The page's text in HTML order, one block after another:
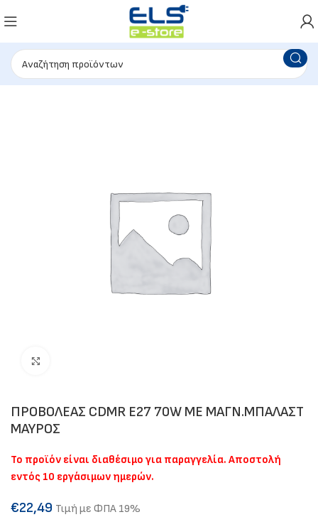
ΠΡΟΒΟΛΕΑΣ CDMR E27 70W ΜΕ ΜΑΓΝ.ΜΠΑΛΑΣΤ
ΜΑΥΡΟΣ
Το προϊόν είναι διαθέσιμο για παραγγελία. Αποστολή
εντός 10 εργάσιμων ημερών.
€22,49 Τιμή με ΦΠΑ 19%